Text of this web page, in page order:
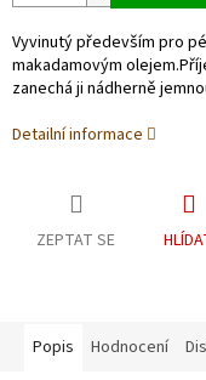
Vyvinutý především pro
makadamovým
zanechá ji nádherně
Detailní informace
ZEPTAT SE
Popis Hodnocení